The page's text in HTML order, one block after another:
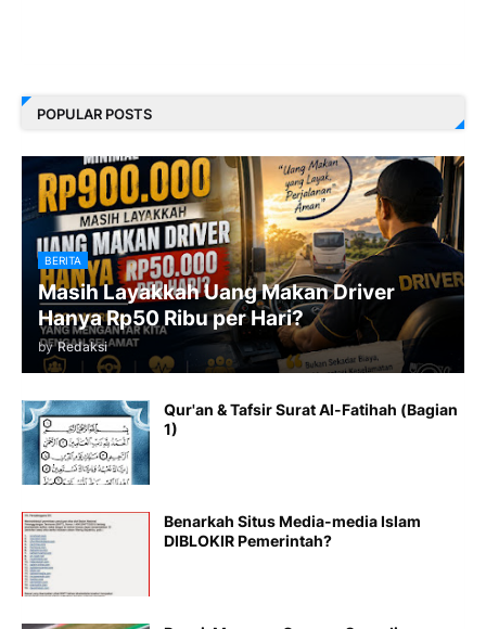
POPULAR POSTS
BERITA
Masih Layakkah Uang Makan Driver
Hanya Rp50 Ribu per Hari?
by Redaksi
Qur'an & Tafsir Surat Al-Fatihah (Bagian
1)
Benarkah Situs Media-media Islam
DIBLOKIR Pemerintah?